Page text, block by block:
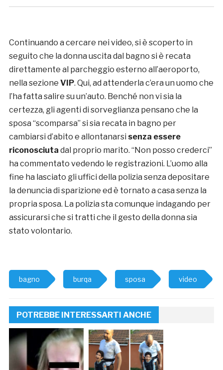
Continuando a cercare nei video, si è scoperto in
seguito che la donna uscita dal bagno si è recata
direttamente al parcheggio esterno all’aeroporto,
nella sezione VIP. Qui, ad attenderla c’era un uomo che
l’ha fatta salire su un’auto. Benché non vi sia la
certezza, gli agenti di sorveglianza pensano che la
sposa “scomparsa” si sia recata in bagno per
cambiarsi d’abito e allontanarsi senza essere
riconosciuta dal proprio marito. “Non posso crederci”
ha commentato vedendo le registrazioni. L’uomo alla
fine ha lasciato gli uffici della polizia senza depositare
la denuncia di sparizione ed è tornato a casa senza la
propria sposa. La polizia sta comunque indagando per
assicurarsi che si tratti che il gesto della donna sia
stato volontario.
bagno burqa sposa video
POTREBBE INTERESSARTI ANCHE